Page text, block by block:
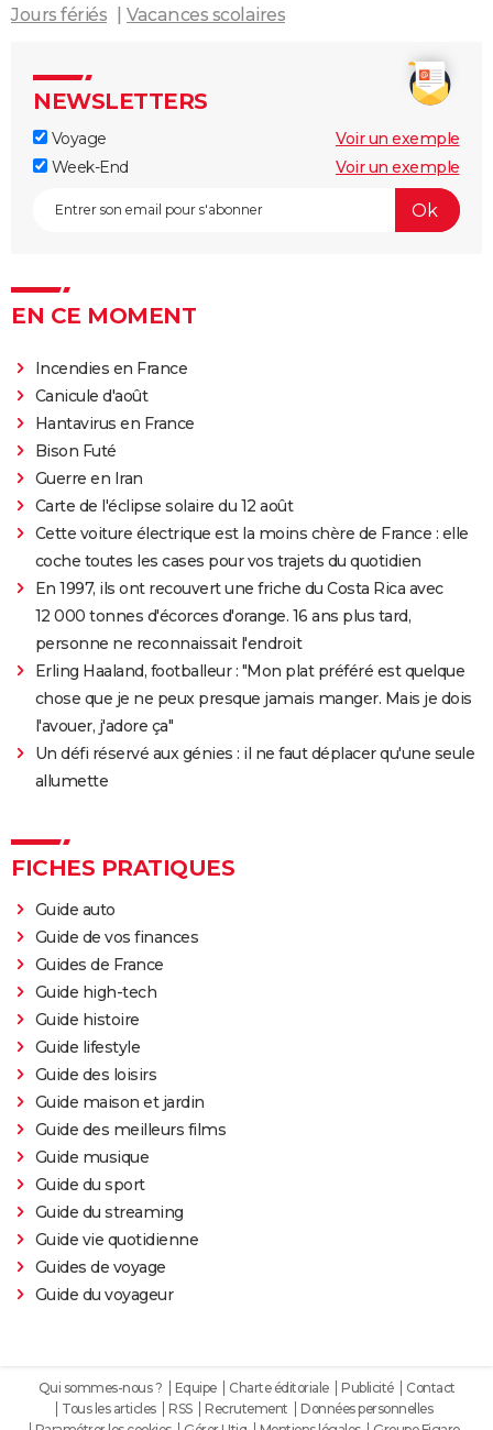
Jours fériés
Vacances scolaires
NEWSLETTERS
Voyage
Voir un exemple
Week-End
Voir un exemple
EN CE MOMENT
Incendies en France
Canicule d'août
Hantavirus en France
Bison Futé
Guerre en Iran
Carte de l'éclipse solaire du 12 août
Cette voiture électrique est la moins chère de France : elle
coche toutes les cases pour vos trajets du quotidien
En 1997, ils ont recouvert une friche du Costa Rica avec
12 000 tonnes d'écorces d'orange. 16 ans plus tard,
personne ne reconnaissait l'endroit
Erling Haaland, footballeur : "Mon plat préféré est quelque
chose que je ne peux presque jamais manger. Mais je dois
l'avouer, j'adore ça"
Un défi réservé aux génies : il ne faut déplacer qu'une seule
allumette
FICHES PRATIQUES
Guide auto
Guide de vos finances
Guides de France
Guide high-tech
Guide histoire
Guide lifestyle
Guide des loisirs
Guide maison et jardin
Guide des meilleurs films
Guide musique
Guide du sport
Guide du streaming
Guide vie quotidienne
Guides de voyage
Guide du voyageur
Qui sommes-nous ? Equipe Charte éditoriale Publicité
Contact
Tous les articles
RSS Recrutement
Données personnelles